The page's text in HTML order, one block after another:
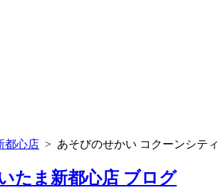
都心店 > あそびのせかい コクーンシテ
たま新都心店 ブログ